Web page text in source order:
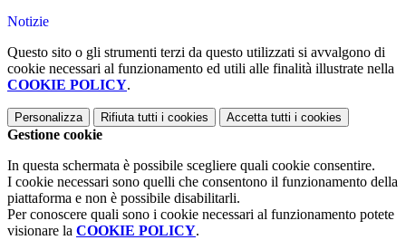
Notizie
Questo sito o gli strumenti terzi da questo utilizzati si avvalgono di
cookie necessari al funzionamento ed utili alle finalità illustrate nella
COOKIE POLICY.
Personalizza Rifiuta tutti i cookies Accetta tutti i cookies
Gestione cookie
In questa schermata è possibile scegliere quali cookie consentire.
I cookie necessari sono quelli che consentono il funzionamento della
piattaforma e non è possibile disabilitarli.
Per conoscere quali sono i cookie necessari al funzionamento potete
visionare la COOKIE POLICY.